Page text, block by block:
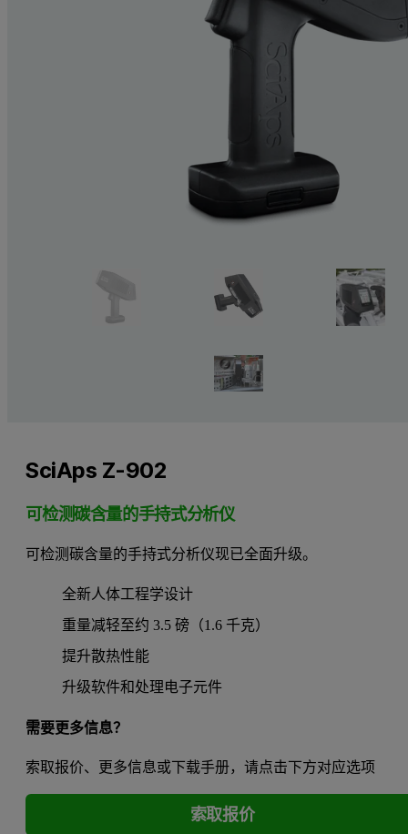
SciAps Z-902
可检测碳含量的手持式分析仪
可检测碳含量的手持式分析仪现已全面升级。
全新人体工程学设计
重量减轻至约 3.5 磅（1.6 千克）
提升散热性能
升级软件和处理电子元件
需要更多信息？
索取报价、更多信息或下载手册，请点击下方对应选项
索取报价